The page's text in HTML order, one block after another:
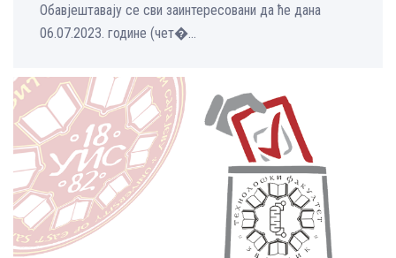
Обавјештавају се сви заинтересовани да ће дана
06.07.2023. године (чет�...